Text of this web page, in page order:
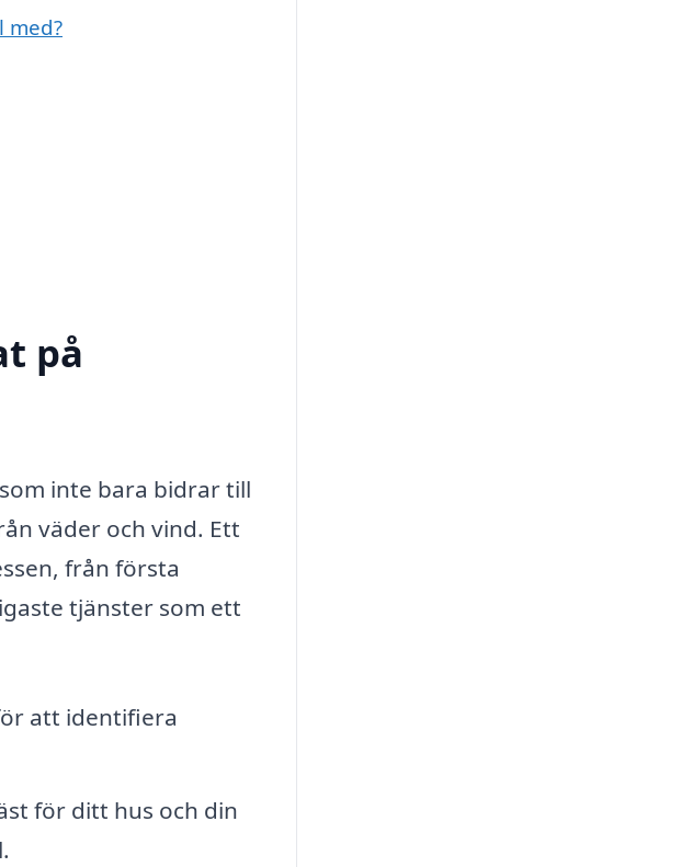
med?
på
inte bara bidrar till
väder och vind. Ett
från första
tjänster som ett
att identifiera
för ditt hus och din